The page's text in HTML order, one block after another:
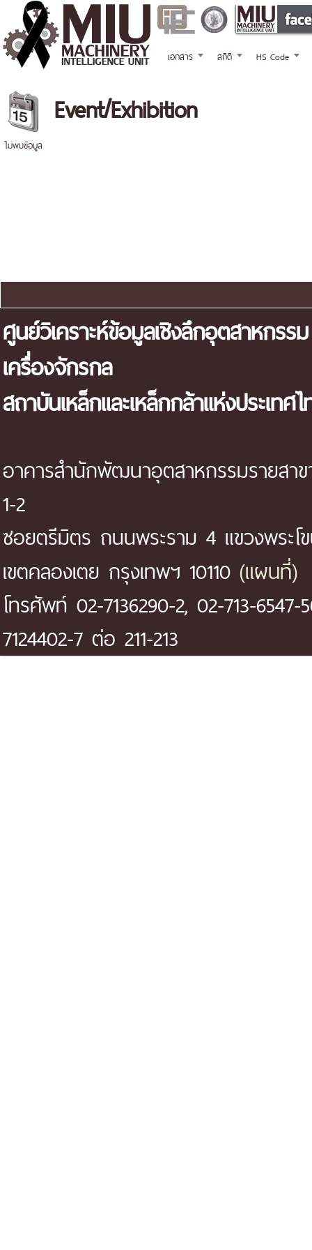
เอกสาร สถิติ HS Code
Event/Exhibition
ไม่พบข้อมูล
ศูนย์วิเคราะห์ข้อมูลเชิงลึกอุตสาหกรรม
เครื่องจักรกล
สถาบันเหล็กและเหล็กกล้าแห่งประเทศ
อาคารสำนักพัฒนาอุตสาหกรรมรายสา
1-2
ซอยตรีมิตร ถนนพระราม 4 แขวงพระโ
เขตคลองเตย กรุงเทพฯ 10110 (แผนที่)
โทรศัพท์ 02-7136290-2, 02-713-6547-
7124402-7 ต่อ 211-213